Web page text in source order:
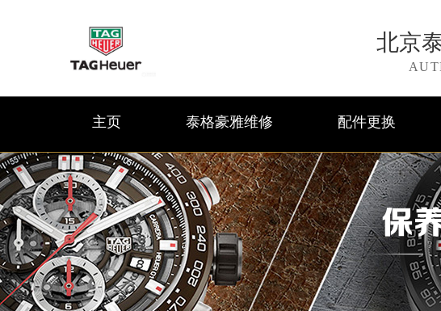
北京
主页 泰格豪雅维修 配件更换
保